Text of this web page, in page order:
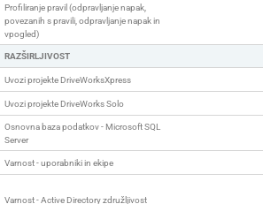
Profiliranje pravil (odpravljanje napak,
povezanih s pravili, odpravljanje napak in
vpogled)
RAZŠIRLJIVOST
Uvozi projekte DriveWorksXpress
Uvozi projekte DriveWorks Solo
Osnovna baza podatkov - Microsoft SQL
Server
Varnost - uporabniki in ekipe
Varnost - Active Directory združljivost